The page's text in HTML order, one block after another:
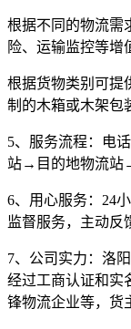
根据不同的物流需
险、运输监控等增
根据货物类别可提
制的木箱或木架包
5、服务流程：
电
站→目的地物流站
6、用心服务： 24
监督服务，主动反
7、公司实力： 洛
经过工商认证和实
锋物流企业等，货